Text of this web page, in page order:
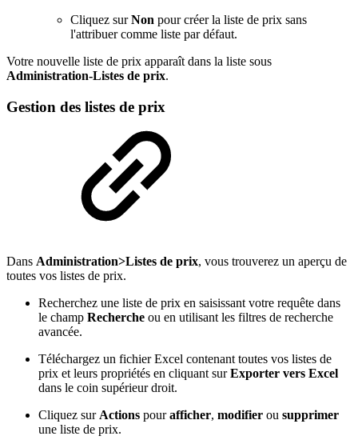
Cliquez surNon pour créer la liste de prix sans
l'attribuer comme liste par défaut.
Votre nouvelle liste de prix apparaît dans la liste sous
Administration-Listes de prix.
Gestion des listes de prix
Dans Administration>Listes de prix, vous trouverez un aperçu de
toutes vos listes de prix.
Recherchez une liste de prix en saisissant votre requête dans
le champ Recherche ou en utilisant les filtres de recherche
avancée.
Téléchargez un fichier Excel contenant toutes vos listes de
prix et leurs propriétés en cliquant surExporter vers Excel
dans le coin supérieur droit.
Cliquez surActions pourafficher, modifier ou supprimer
une liste de prix.